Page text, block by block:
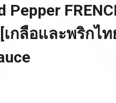
Pepper
เกลือและพริกไท